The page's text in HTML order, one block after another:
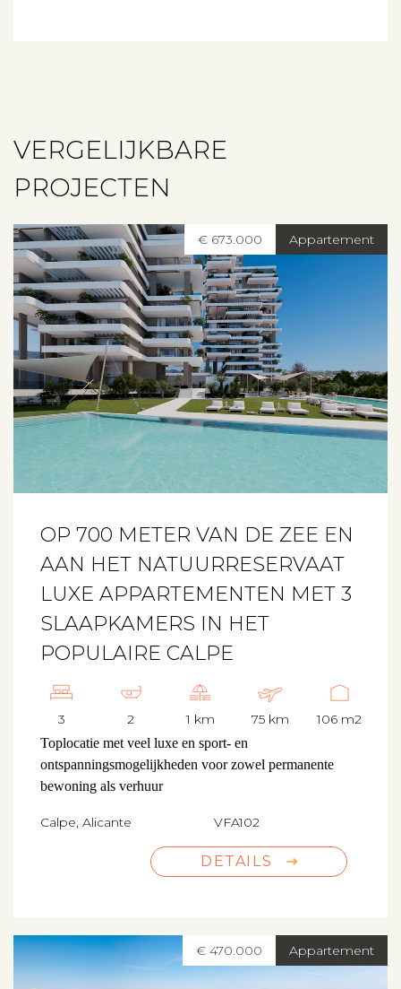
VERGELIJKBARE
PROJECTEN
Appartement
€ 673.000
OP 700 METER VAN DE ZEE EN
AAN HET NATUURRESERVAAT
LUXE APPARTEMENTEN MET 3
SLAAPKAMERS IN HET
POPULAIRE CALPE
3 2 1 km 75 km 106 m2
Toplocatie met veel luxe en sport- en
ontspanningsmogelijkheden voor zowel permanente
bewoning als verhuur
Calpe, Alicante VFA102
DETAILS
Appartement
€ 470.000